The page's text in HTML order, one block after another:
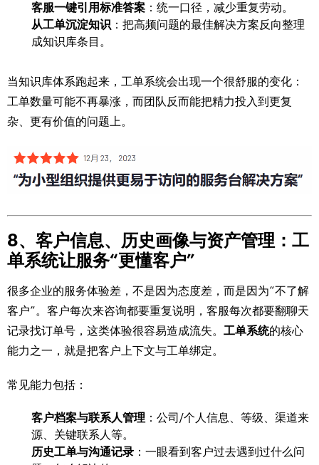
客服一键引用标准答案 ：统一口径，减少重复劳动。
从工单沉淀知识 ：把高频问题的最佳解决方案反向整理
成知识库条目。
当知识库体系跑起来，工单系统会出现一个很舒服的变化：
工单数量可能不再暴涨，而团队反而能把精力投入到更复
杂、更有价值的问题上。
8、客户信息、历史画像与资产管理：工
单系统让服务“更懂客户”
很多企业的服务体验差，不是因为态度差，而是因为“不了解
客户”。客户每次来咨询都要重复说明，客服每次都要翻聊天
记录找订单号，这类体验很容易造成流失。 工单系统的核心
能力之一，就是把客户上下文与工单绑定。
常见能力包括：
客户档案与联系人管理 ：公司/个人信息、等级、渠道来
源、关键联系人等。
历史工单与沟通记录 ：一眼看到客户过去遇到过什么问